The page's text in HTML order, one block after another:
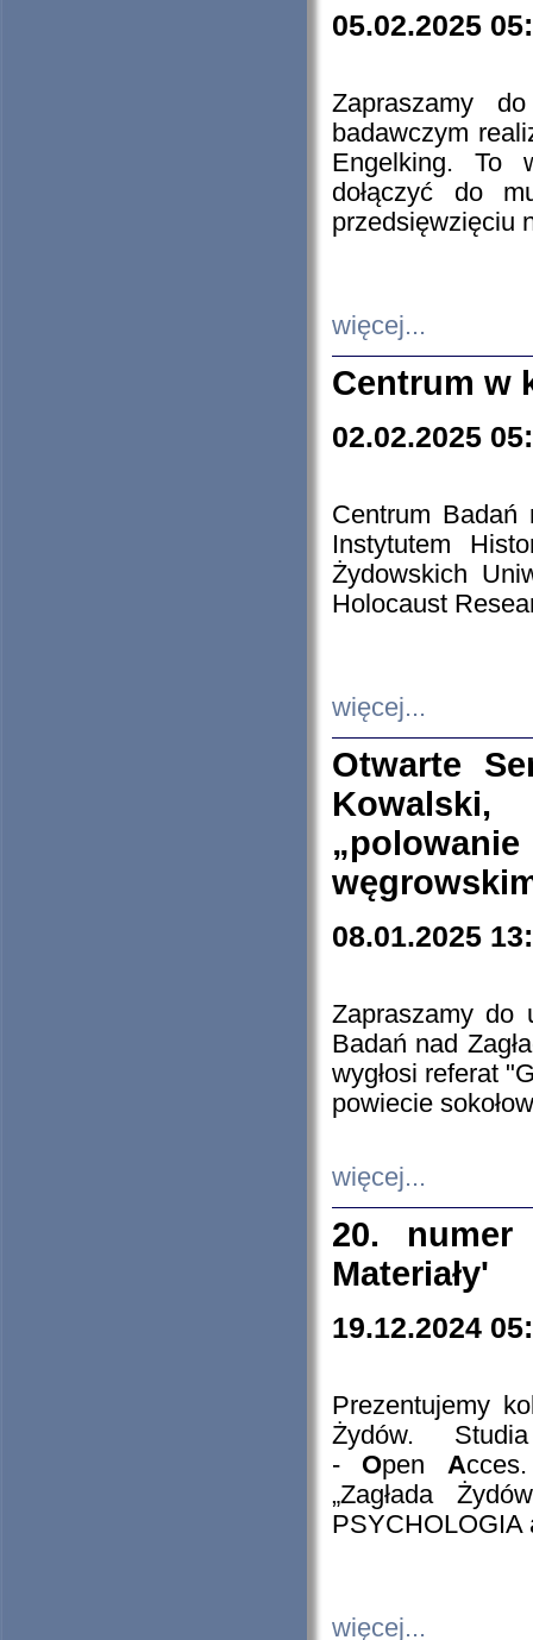
05.02.2025
Zapraszamy
badawczym
Engelking. To
dołączyć do
przedsięwzięciu
więcej...
Centrum w
02.02.2025
Centrum Badań
Instytutem
Żydowskich
Holocaust
więcej...
Otwarte
08.01.2025
Zapraszamy do
Badań nad
wygłosi referat
powiecie
więcej...
20. numer
Materiały'
19.12.2024
Prezentujemy
Żydów.
- Open A
„Zagłada
PSYCHOLOGIA
więcej...